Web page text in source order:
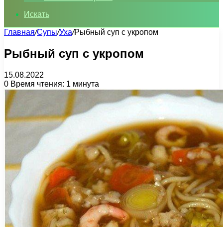
Искать
Главная/Супы/Уха/Рыбный суп с укропом
Рыбный суп с укропом
15.08.2022
0 Время чтения: 1 минута